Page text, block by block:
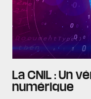
La CNIL : Un
numérique